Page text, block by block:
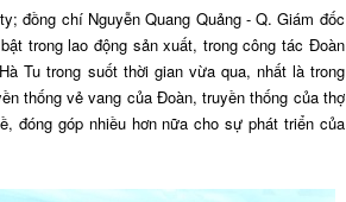
đồng chí Nguyễn Quang Quảng - Q. Giám đốc
trong lao động sản xuất, trong công tác Đoàn
Tu trong suốt thời gian vừa qua, nhất là trong
thống vẻ vang của Đoàn, truyền thống của thợ
đóng góp nhiều hơn nữa cho sự phát triển của